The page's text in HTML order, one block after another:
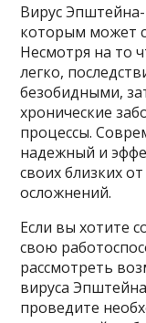
Вирус
которым может
Несмотря на то
легко,
безобидными,
хронические
процессы.
надежный и
своих близких
осложнений.
Если вы хотите
свою
рассмотреть
вируса
проведите